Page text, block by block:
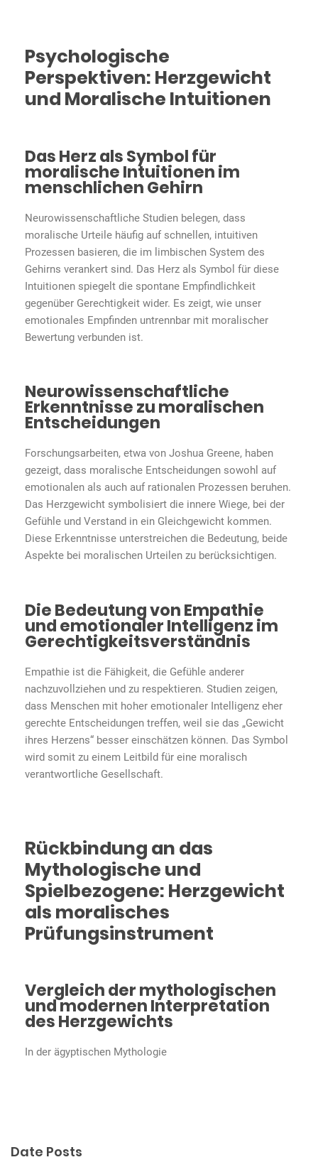
Psychologische
Perspektiven: Herzgewicht
und Moralische Intuitionen
Das Herz als Symbol für
moralische Intuitionen im
menschlichen Gehirn
Neurowissenschaftliche Studien belegen, dass
moralische Urteile häufig auf schnellen, intuitiven
Prozessen basieren, die im limbischen System des
Gehirns verankert sind. Das Herz als Symbol für diese
Intuitionen spiegelt die spontane Empfindlichkeit
gegenüber Gerechtigkeit wider. Es zeigt, wie unser
emotionales Empfinden untrennbar mit moralischer
Bewertung verbunden ist.
Neurowissenschaftliche
Erkenntnisse zu moralischen
Entscheidungen
Forschungsarbeiten, etwa von Joshua Greene, haben
gezeigt, dass moralische Entscheidungen sowohl auf
emotionalen als auch auf rationalen Prozessen beruhen.
Das Herzgewicht symbolisiert die innere Wiege, bei der
Gefühle und Verstand in ein Gleichgewicht kommen.
Diese Erkenntnisse unterstreichen die Bedeutung, beide
Aspekte bei moralischen Urteilen zu berücksichtigen.
Die Bedeutung von Empathie
und emotionaler Intelligenz im
Gerechtigkeitsverständnis
Empathie ist die Fähigkeit, die Gefühle anderer
nachzuvollziehen und zu respektieren. Studien zeigen,
dass Menschen mit hoher emotionaler Intelligenz eher
gerechte Entscheidungen treffen, weil sie das „Gewicht
ihres Herzens“ besser einschätzen können. Das Symbol
wird somit zu einem Leitbild für eine moralisch
verantwortliche Gesellschaft.
Rückbindung an das
Mythologische und
Spielbezogene: Herzgewicht
als moralisches
Prüfungsinstrument
Vergleich der mythologischen
und modernen Interpretation
des Herzgewichts
In der ägyptischen Mythologie
Date Posts